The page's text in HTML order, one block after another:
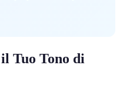
Tuo Tono di